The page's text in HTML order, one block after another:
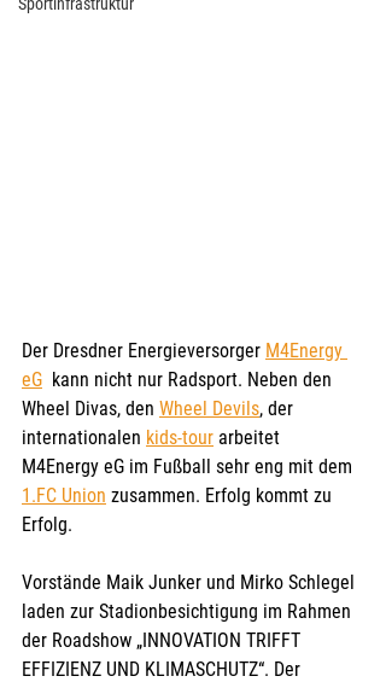
Der Dresdner Energieversorger M4Energy
eG
  kann nicht nur Radsport. Neben den
Wheel Divas, den Wheel Devils, der
internationalen kids-tour arbeitet
M4Energy eG im Fußball sehr eng mit dem
1.FC Union zusammen. Erfolg kommt zu
Erfolg.
Vorstände Maik Junker und Mirko Schlegel
laden zur Stadionbesichtigung im Rahmen
der Roadshow „INNOVATION TRIFFT
EFFIZIENZ UND KLIMASCHUTZ“. Der